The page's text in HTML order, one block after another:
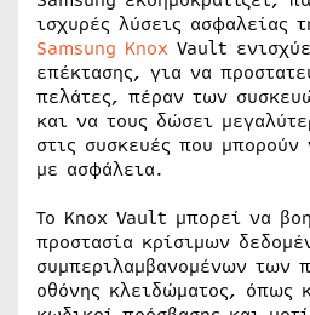
ισχυρές λύσεις ασφαλείας
Samsung Knox Vault
επέκτασης, για να
πελάτες, πέραν των
και να τους δώσει
στις συσκευές που μπορούν
με ασφάλεια.
Το Knox Vault μπορεί να
προστασία κρίσιμων
συμπεριλαμβανομένων των
οθόνης κλειδώματος, όπως